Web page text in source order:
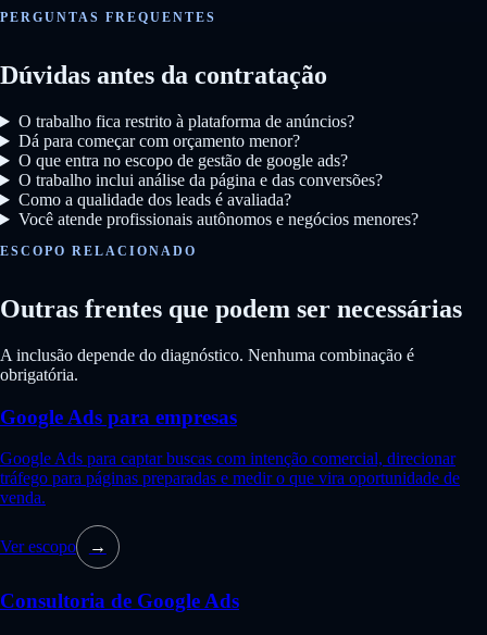
PERGUNTAS FREQUENTES
Dúvidas antes da contratação
O trabalho fica restrito à plataforma de anúncios?
Dá para começar com orçamento menor?
O que entra no escopo de gestão de google ads?
O trabalho inclui análise da página e das conversões?
Como a qualidade dos leads é avaliada?
Você atende profissionais autônomos e negócios menores?
ESCOPO RELACIONADO
Outras frentes que podem ser necessárias
A inclusão depende do diagnóstico. Nenhuma combinação é
obrigatória.
Google Ads para empresas
Google Ads para captar buscas com intenção comercial, direcionar
tráfego para páginas preparadas e medir o que vira oportunidade de
venda.
Ver escopo →
Consultoria de Google Ads